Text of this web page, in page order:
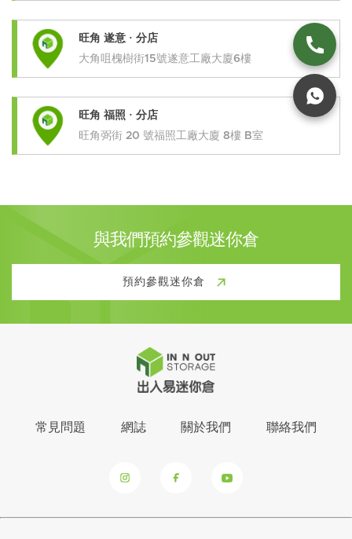
旺角 遂意 · 分店
大角咀槐樹街15號遂意工廠大廈6樓
旺角 福照 · 分店
旺角弼街 20 號福照工廠大廈 8樓 B室
與我們預約參觀迷你倉
預約參觀迷你倉
常見問題 網誌 關於我們 聯絡我們